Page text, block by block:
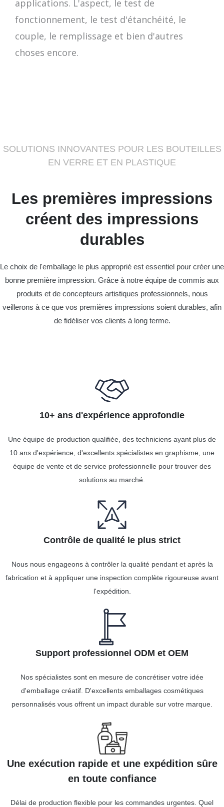
applications. L'aspect, le test de
fonctionnement, le test d'étanchéité, le
couple, le remplissage et bien d'autres
choses encore.
SOLUTIONS INNOVANTES POUR LES BOUTEILLES
EN VERRE ET EN PLASTIQUE
Les premières impressions
créent des impressions
durables
Le choix de l'emballage le plus approprié est essentiel pour créer une
bonne première impression. Grâce à notre équipe de commis aux
produits et de concepteurs artistiques professionnels, nous
veillerons à ce que vos premières impressions soient durables, afin
de fidéliser vos clients à long terme.
10+ ans d'expérience approfondie
Une équipe de production qualifiée, des techniciens ayant plus de
10 ans d'expérience, d'excellents spécialistes en graphisme, une
équipe de vente et de service professionnelle pour trouver des
solutions au marché.
Contrôle de qualité le plus strict
Nous nous engageons à contrôler la qualité pendant et après la
fabrication et à appliquer une inspection complète rigoureuse avant
l'expédition.
Support professionnel ODM et OEM
Nos spécialistes sont en mesure de concrétiser votre idée
d'emballage créatif. D'excellents emballages cosmétiques
personnalisés vous offrent un impact durable sur votre marque.
Une exécution rapide et une expédition sûre
en toute confiance
Délai de production flexible pour les commandes urgentes. Quel